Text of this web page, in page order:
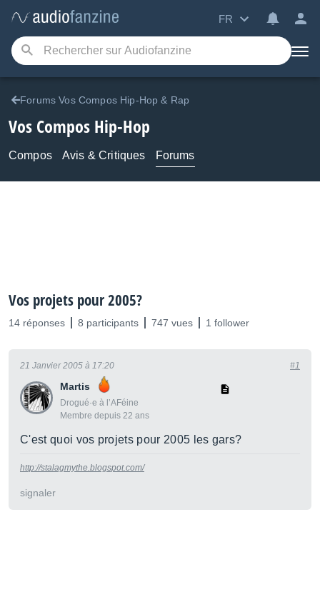
FR
Forums Vos Compos Hip-Hop & Rap
Vos Compos Hip-Hop
Compos Avis & Critiques Forums
Vos projets pour 2005?
14 réponses 8 participants 747 vues 1 follower
Martis
Drogué·e à l’AFéine
Membre depuis 22 ans
21 Janvier 2005 à 17:20 #1
C'est quoi vos projets pour 2005 les gars?
http://stalagmythe.blogspot.com/
signaler